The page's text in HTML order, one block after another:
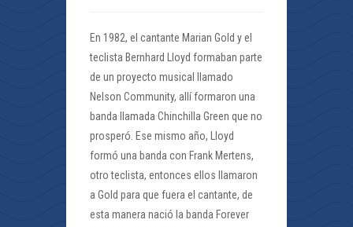
En 1982, el cantante Marian Gold y el
teclista Bernhard Lloyd formaban parte
de un proyecto musical llamado
Nelson Community, allí formaron una
banda llamada Chinchilla Green que no
prosperó. Ese mismo año, Lloyd
formó una banda con Frank Mertens,
otro teclista, entonces ellos llamaron
a Gold para que fuera el cantante, de
esta manera nació la banda Forever